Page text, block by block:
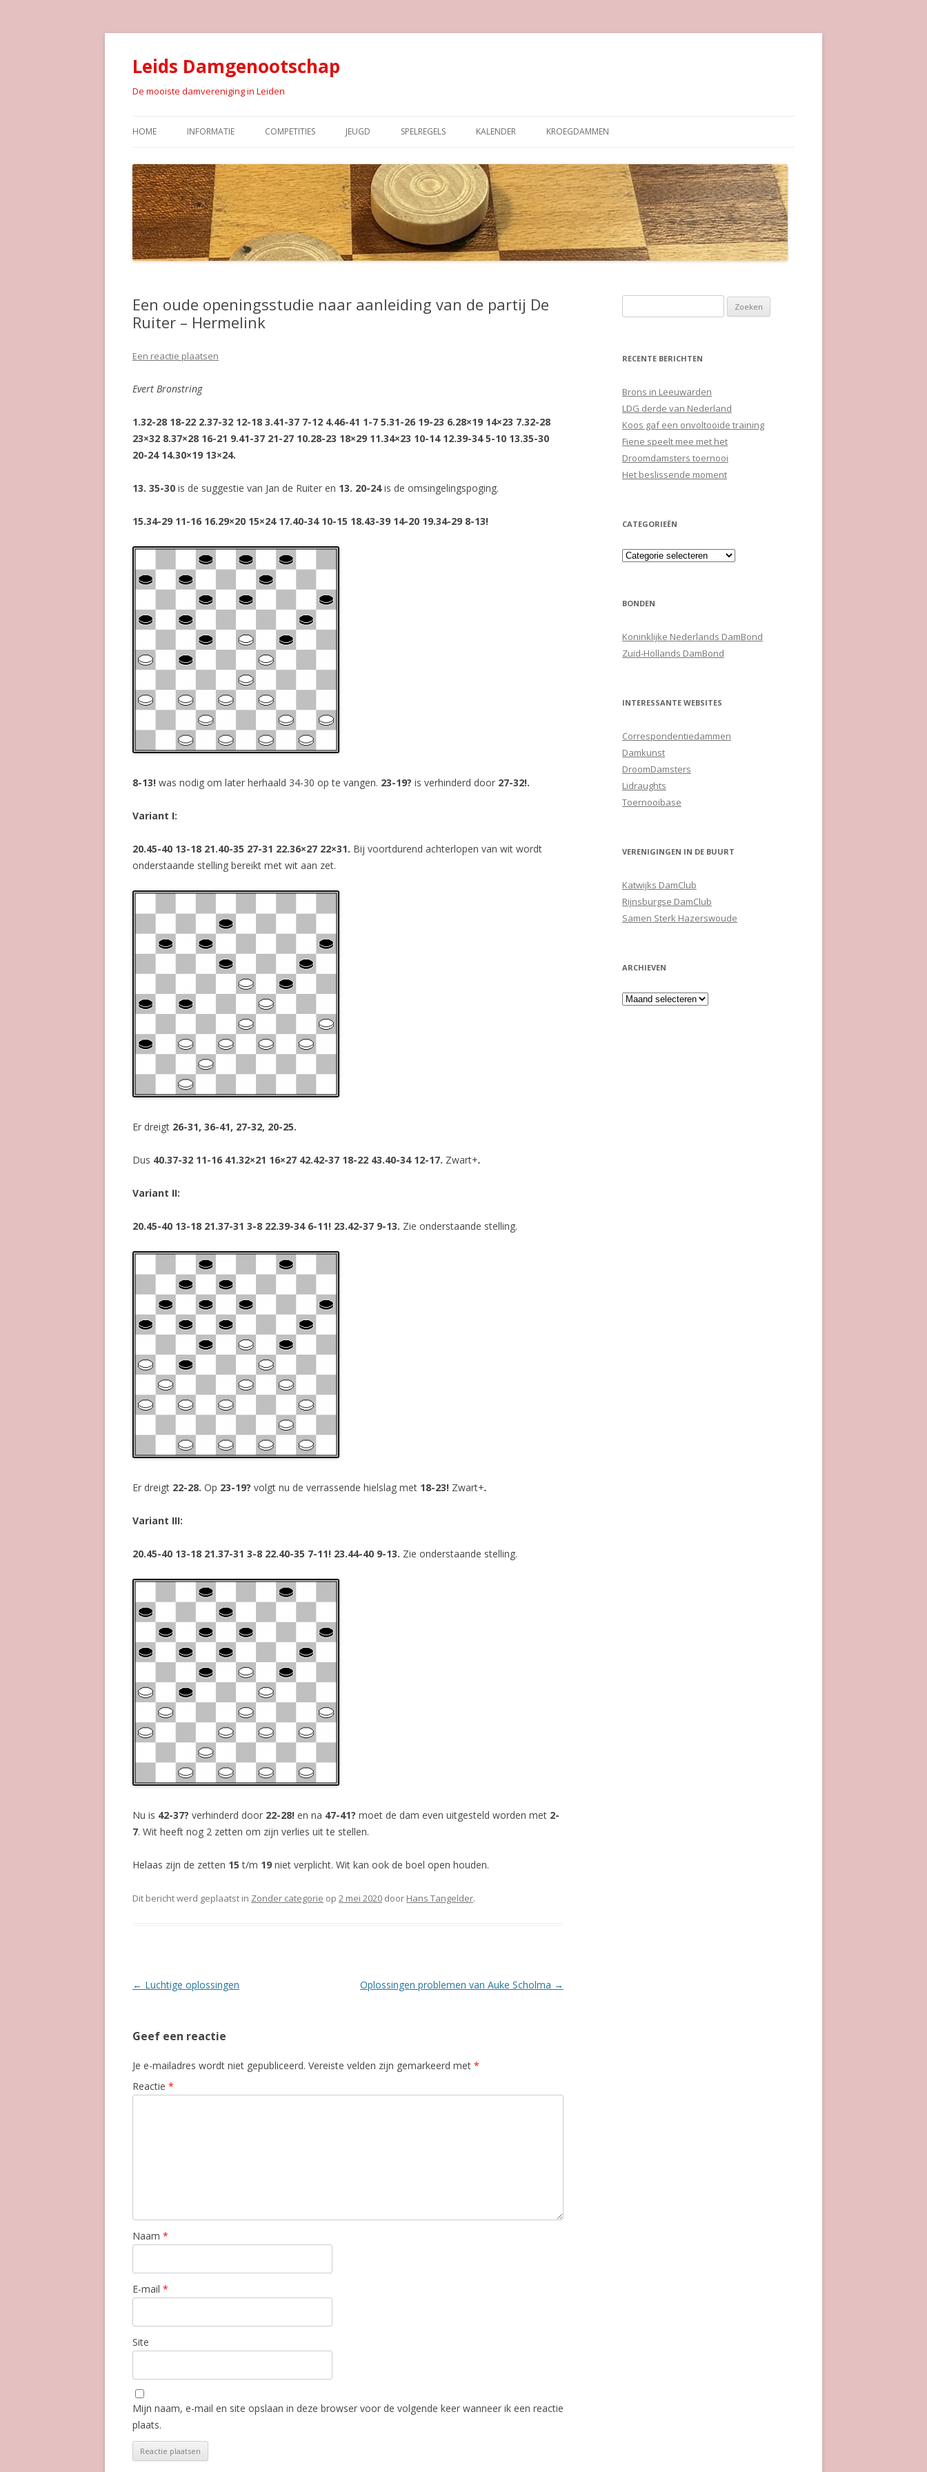
Leids Damgenootschap
De mooiste damvereniging in Leiden
HOME INFORMATIE COMPETITIES JEUGD SPELREGELS KALENDER KROEGDAMMEN
Een oude openingsstudie naar aanleiding van de partij De
Ruiter – Hermelink
Een reactie plaatsen
Evert Bronstring
1.32-28 18-22 2.37-32 12-18 3.41-37 7-12 4.46-41 1-7 5.31-26 19-23 6.28×19 14×23 7.32-28
23×32 8.37×28 16-21 9.41-37 21-27 10.28-23 18×29 11.34×23 10-14 12.39-34 5-10 13.35-30
20-24 14.30×19 13×24.
13. 35-30 is de suggestie van Jan de Ruiter en 13. 20-24is de omsingelingspoging.
15.34-29 11-16 16.29×20 15×24 17.40-34 10-15 18.43-39 14-20 19.34-29 8-13!
8-13! was nodig om later herhaald 34-30 op te vangen. 23-19? is verhinderd door 27-32!.
Variant I:
20.45-40 13-18 21.40-35 27-31 22.36×27 22×31. Bij voortdurend achterlopen van wit wordt
onderstaande stelling bereikt met wit aan zet.
Er dreigt 26-31, 36-41, 27-32, 20-25.
Dus 40.37-32 11-16 41.32×21 16×27 42.42-37 18-22 43.40-34 12-17. Zwart+.
Variant II:
20.45-40 13-18 21.37-31 3-8 22.39-34 6-11! 23.42-37 9-13. Zie onderstaande stelling.
Er dreigt 22-28. Op 23-19? volgt nu de verrassende hielslag met 18-23! Zwart+.
Variant III:
20.45-40 13-18 21.37-31 3-8 22.40-35 7-11! 23.44-40 9-13. Zie onderstaande stelling.
Nu is 42-37? verhinderd door 22-28! en na 47-41? moet de dam even uitgesteld worden met 2-
7. Wit heeft nog 2 zetten om zijn verlies uit te stellen.
Helaas zijn de zetten 15 t/m 19 niet verplicht. Wit kan ook de boel open houden.
Dit bericht werd geplaatst in Zonder categorie op 2 mei 2020 door Hans Tangelder.
Berichtnavigatie
← Luchtige oplossingen Oplossingen problemen van Auke Scholma →
Geef een reactie
Je e-mailadres wordt niet gepubliceerd. Vereiste velden zijn gemarkeerd met *
Reactie *
Naam *
E-mail *
Site
Mijn naam, e-mail en site opslaan in deze browser voor de volgende keer wanneer ik een reactie
plaats.
naar:
RECENTE BERICHTEN
Brons in Leeuwarden
LDG derde van Nederland
Koos gaf een onvoltooide training
Fiene speelt mee met het
Droomdamsters toernooi
Het beslissende moment
CATEGORIEËN
Categorieën
BONDEN
Koninklijke Nederlands DamBond
Zuid-Hollands DamBond
INTERESSANTE WEBSITES
Correspondentiedammen
Damkunst
DroomDamsters
Lidraughts
Toernooibase
VERENIGINGEN IN DE BUURT
Katwijks DamClub
Rijnsburgse DamClub
Samen Sterk Hazerswoude
ARCHIEVEN
Archieven